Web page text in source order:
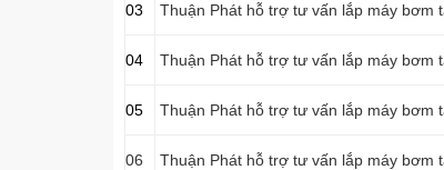
03 Thuận Phát hỗ trợ tư vấn lắp máy bơm
04 Thuận Phát hỗ trợ tư vấn lắp máy bơm
05 Thuận Phát hỗ trợ tư vấn lắp máy bơm
06 Thuận Phát hỗ trợ tư vấn lắp máy bơm